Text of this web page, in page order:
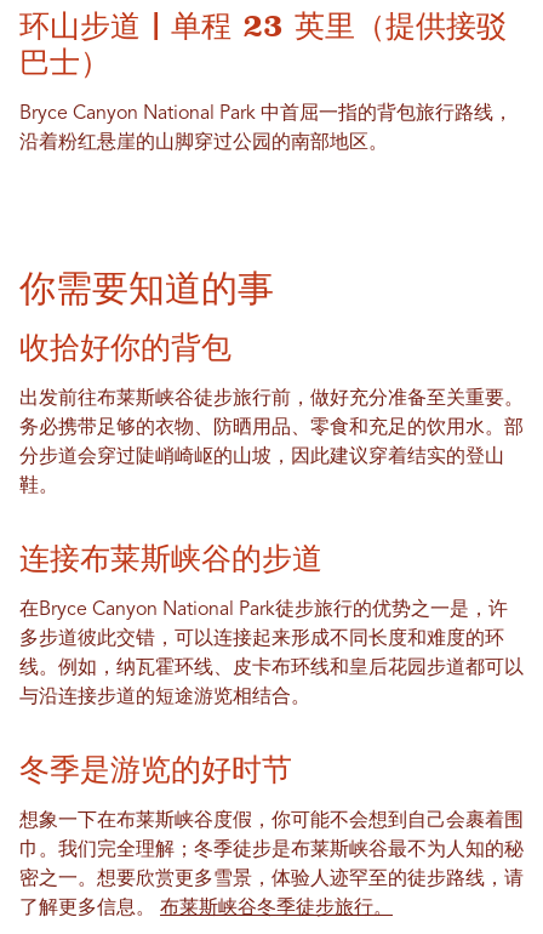
环山步道 | 单程 23 英里（提供接驳
巴士）
Bryce Canyon National Park 中首屈一指的背包旅行路线，
沿着粉红悬崖的山脚穿过公园的南部地区。
你需要知道的事
收拾好你的背包
出发前往布莱斯峡谷徒步旅行前，做好充分准备至关重要。
务必携带足够的衣物、防晒用品、零食和充足的饮用水。部
分步道会穿过陡峭崎岖的山坡，因此建议穿着结实的登山
鞋。
连接布莱斯峡谷的步道
在Bryce Canyon National Park徒步旅行的优势之一是，许
多步道彼此交错，可以连接起来形成不同长度和难度的环
线。例如，纳瓦霍环线、皮卡布环线和皇后花园步道都可以
与沿连接步道的短途游览相结合。
冬季是游览的好时节
想象一下在布莱斯峡谷度假，你可能不会想到自己会裹着围
巾。我们完全理解；冬季徒步是布莱斯峡谷最不为人知的秘
密之一。想要欣赏更多雪景，体验人迹罕至的徒步路线，请
了解更多信息。 布莱斯峡谷冬季徒步旅行。